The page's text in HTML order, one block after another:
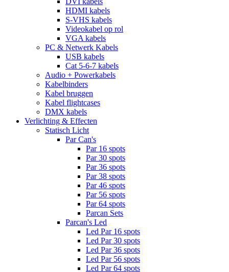
HDMI kabels
S-VHS kabels
Videokabel op rol
VGA kabels
PC & Netwerk Kabels
USB kabels
Cat 5-6-7 kabels
Audio + Powerkabels
Kabelbinders
Kabel bruggen
Kabel flightcases
DMX kabels
Verlichting & Effecten
Statisch Licht
Par Can's
Par 16 spots
Par 30 spots
Par 36 spots
Par 38 spots
Par 46 spots
Par 56 spots
Par 64 spots
Parcan Sets
Parcan's Led
Led Par 16 spots
Led Par 30 spots
Led Par 36 spots
Led Par 56 spots
Led Par 64 spots